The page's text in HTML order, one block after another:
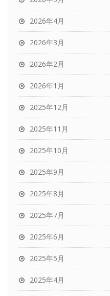
2026年4月
2026年3月
2026年2月
2026年1月
2025年12月
2025年11月
2025年10月
2025年9月
2025年8月
2025年7月
2025年6月
2025年5月
2025年4月